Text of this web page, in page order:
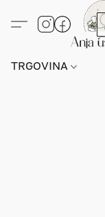
TRGOVINA